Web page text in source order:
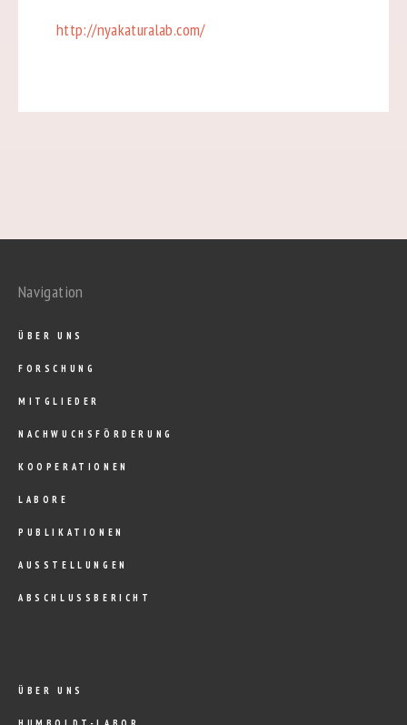
http://nyakaturalab.com/
Navigation
ÜBER UNS
FORSCHUNG
MITGLIEDER
NACHWUCHSFÖRDERUNG
KOOPERATIONEN
LABORE
PUBLIKATIONEN
AUSSTELLUNGEN
ABSCHLUSSBERICHT
ÜBER UNS